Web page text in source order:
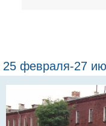
25 февраля-27